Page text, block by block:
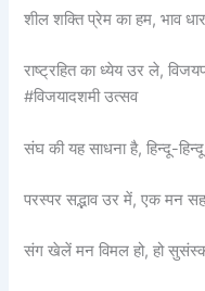
शील शक्ति प्रेम का हम, भाव
राष्ट्रहित का ध्येय उर ले,
#विजयादशमी उत्सव
संघ की यह साधना है, हिन्दू-
परस्पर सद्भाव उर में, एक मन सह
संग खेलें मन विमल हो, हो